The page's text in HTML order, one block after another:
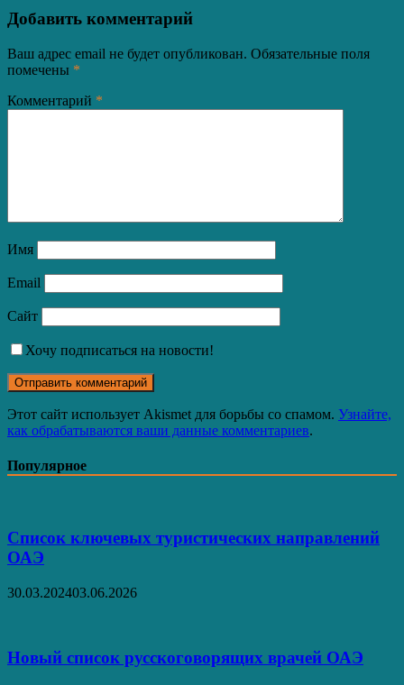
Добавить комментарий
Ваш адрес email не будет опубликован. Обязательные поля
помечены *
Комментарий *
Имя
Email
Сайт
Хочу подписаться на новости!
Этот сайт использует Akismet для борьбы со спамом. Узнайте,
как обрабатываются ваши данные комментариев.
Популярное
Список ключевых туристических направлений
ОАЭ
30.03.202403.06.2026
Новый список русскоговорящих врачей ОАЭ